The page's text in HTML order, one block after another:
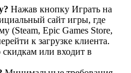
Нажав кнопку Играть на
сайт игры, где
(Steam, Epic Games Store,
к загрузке клиента.
скидкам или входит в